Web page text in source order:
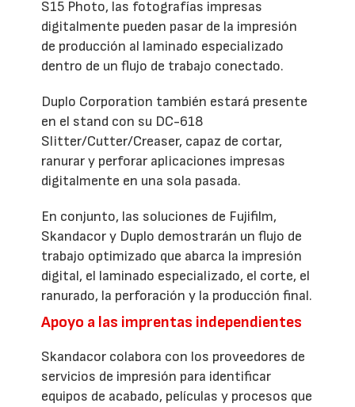
S15 Photo, las fotografías impresas
digitalmente pueden pasar de la impresión
de producción al laminado especializado
dentro de un flujo de trabajo conectado.
Duplo Corporation también estará presente
en el stand con su DC-618
Slitter/Cutter/Creaser, capaz de cortar,
ranurar y perforar aplicaciones impresas
digitalmente en una sola pasada.
En conjunto, las soluciones de Fujifilm,
Skandacor y Duplo demostrarán un flujo de
trabajo optimizado que abarca la impresión
digital, el laminado especializado, el corte, el
ranurado, la perforación y la producción final.
Apoyo a las imprentas independientes
Skandacor colabora con los proveedores de
servicios de impresión para identificar
equipos de acabado, películas y procesos que